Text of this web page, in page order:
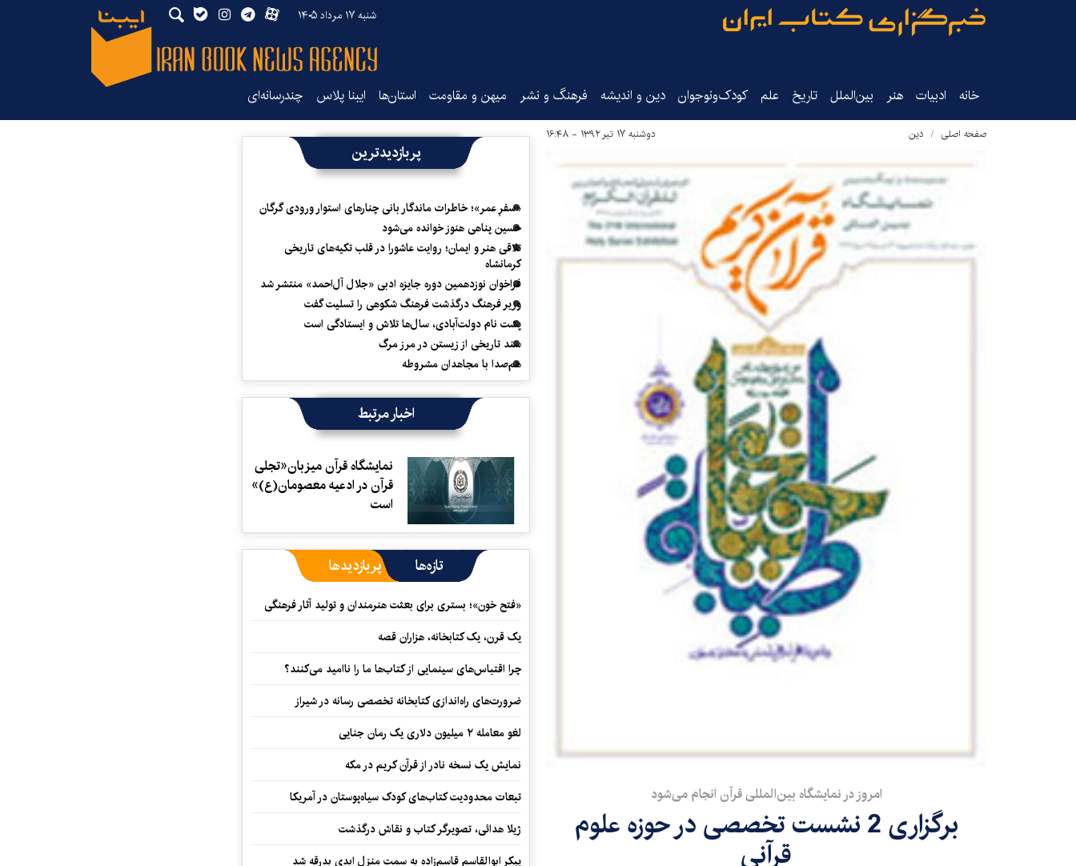
شنبه ۱۷ مرداد ۱۴۰۵
خانه ادبیات هنر بین‌الملل تاریخ‌ علم کودک‌ونوجوان دین و اندیشه فرهنگ و نشر میهن و مقاومت استان‌ها ایبنا پلاس چندرسانه‌ای
صفحه اصلی دین‌ دوشنبه ۱۷ تیر ۱۳۹۲ - ۱۶:۴۸
امروز در نمایشگاه بین‌المللی قرآن انجام می‌شود
برگزاری 2 نشست تخصصی در حوزه علوم
قرآنی
پربازدیدترین
«سفرِ عمر»؛ خاطرات ماندگار بانی چنارهای استوار ورودی گرگان
حسین پناهی هنوز خوانده می‌شود
تلاقی هنر و ایمان؛ روایت عاشورا در قلب تکیه‌های تاریخی
کرمانشاه
فراخوان نوزدهمین دوره جایزه ادبی «جلال آل‌احمد» منتشر شد
وزیر فرهنگ درگذشت فرهنگ شکوهی را تسلیت گفت
پشت نام دولت‌آبادی، سال‌ها تلاش و ایستادگی است
سند تاریخی از زیستن در مرز مرگ
هم‌صدا با مجاهدان مشروطه
اخبار مرتبط
نمایشگاه قرآن میزبان«تجلی
قرآن در ادعیه معصومان(ع)»
است
تازه‌ها پربازدیدها
«فتح خون»؛ بستری برای بعثت هنرمندان و تولید آثار فرهنگی
یک قرن، یک کتابخانه، هزاران قصه
چرا اقتباس‌های سینمایی از کتاب‌ها ما را ناامید می‌کنند؟
ضرورت‌های راه‌اندازی کتابخانه تخصصی رسانه در شیراز
لغو معامله ۲ میلیون دلاری یک رمان جنایی
نمایش یک نسخه نادر از قرآن کریم در مکه
تبعات محدودیت کتاب‌های کودک سیاه‌پوستان در آمریکا
ژیلا هدائی، تصویرگر کتاب و نقاش درگذشت
پیکر ابوالقاسم قاسم‌زاده به سمت منزل ابدی بدرقه شد